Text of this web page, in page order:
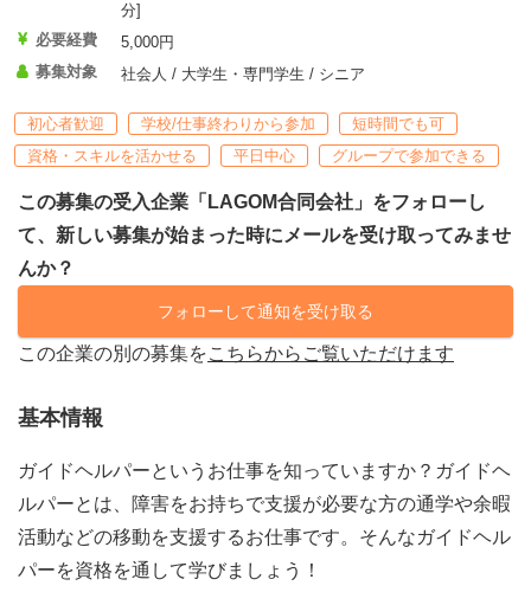
分]
必要経費
5,000円
募集対象
社会人 / 大学生・専門学生 / シニア
初心者歓迎 学校/仕事終わりから参加
短時間でも可
資格・スキルを活かせる
平日中心 グループで参加できる
この募集の受入企業「LAGOM合同会社」をフォローし
て、新しい募集が始まった時にメールを受け取ってみませ
んか？
フォローして通知を受け取る
この企業の別の募集をこちらからご覧いただけます
基本情報
ガイドヘルパーというお仕事を知っていますか？ガイドヘ
ルパーとは、障害をお持ちで支援が必要な方の通学や余暇
活動などの移動を支援するお仕事です。そんなガイドヘル
パーを資格を通して学びましょう！